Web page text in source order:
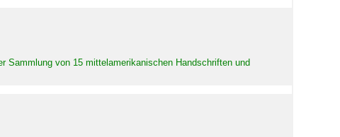
Sammlung von 15 mittelamerikanischen Handschriften und